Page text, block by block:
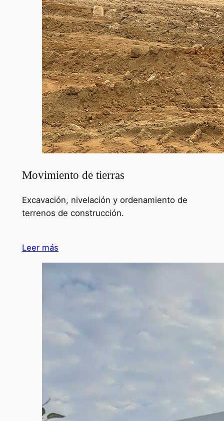
Movimiento de tierras
Excavación, nivelación y ordenamiento de
terrenos de construcción.
Leer más